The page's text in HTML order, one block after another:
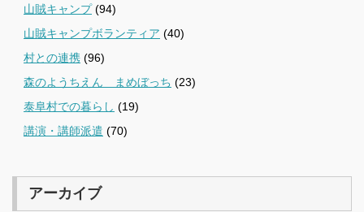
山賊キャンプ(94)
山賊キャンプボランティア (40)
村との連携 (96)
森のようちえん まめぼっち (23)
泰阜村での暮らし (19)
講演・講師派遣 (70)
アーカイブ